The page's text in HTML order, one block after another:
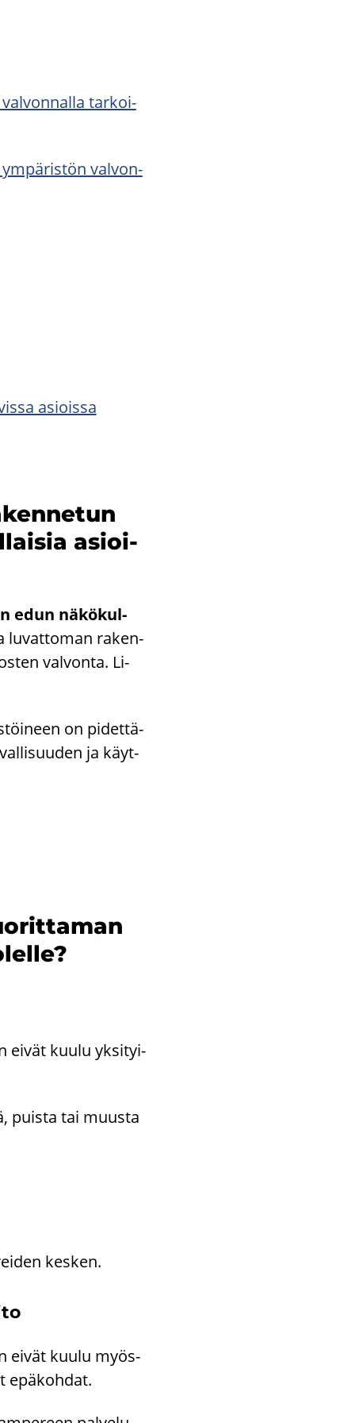
tar­koi­
ym­pä­ris­tön val­von­
asiois­sa
asioi­
edun nä­kö­kul­
lu­vat­to­man ra­ken­
val­von­ta. Li­
on pi­det­tä­
ja käyt­
eivät kuulu yk­si­tyi­
puis­ta tai muus­ta
kes­ken.
eivät kuulu myös­
epä­koh­dat.